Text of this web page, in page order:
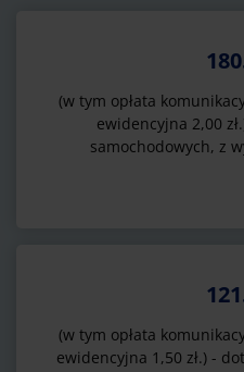
(w tym opłata
ewidencyjna 2,00
samochodowych, z
(w tym opłata
ewidencyjna 1,50 zł.) -